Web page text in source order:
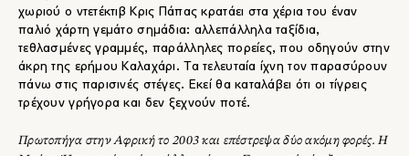
χωριού ο ντετέκτιβ Κρις Πάπας κρατάει στα χέρια του έναν
παλιό χάρτη γεμάτο σημάδια: αλλεπάλληλα ταξίδια,
τεθλασμένες γραμμές, παράλληλες πορείες, που οδηγούν στην
άκρη της ερήμου Καλαχάρι. Τα τελευταία ίχνη τον παρασύρουν
πάνω στις παρισινές στέγες. Εκεί θα καταλάβει ότι οι τίγρεις
τρέχουν γρήγορα και δεν ξεχνούν ποτέ.
Πρωτοπήγα στην Αφρική το 2003 και επέστρεψα δύο ακόμη φορές. Η